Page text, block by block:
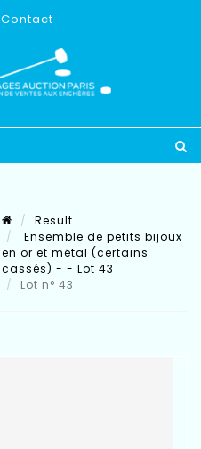
Contact
Result
Ensemble de petits bijoux
en or et métal (certains
cassés) - - Lot 43
Lot n° 43